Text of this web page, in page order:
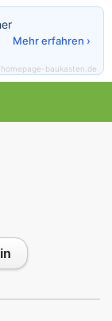
Mehr erfahren ›
baukasten.de